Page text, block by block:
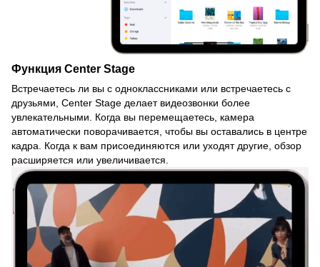
Функция Center Stage
Встречаетесь ли вы с одноклассниками или встречаетесь с
друзьями, Center Stage делает видеозвонки более
увлекательными. Когда вы перемещаетесь, камера
автоматически поворачивается, чтобы вы оставались в центре
кадра. Когда к вам присоединяются или уходят другие, обзор
расширяется или увеличивается.